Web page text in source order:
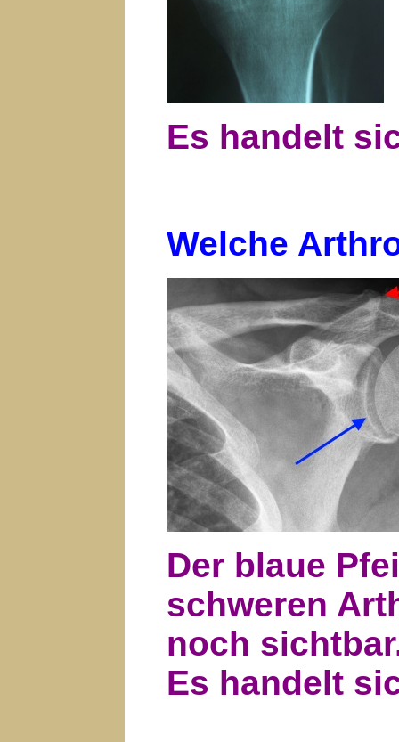
Es handelt
Welche
Der blaue
schweren
noch
Es handelt